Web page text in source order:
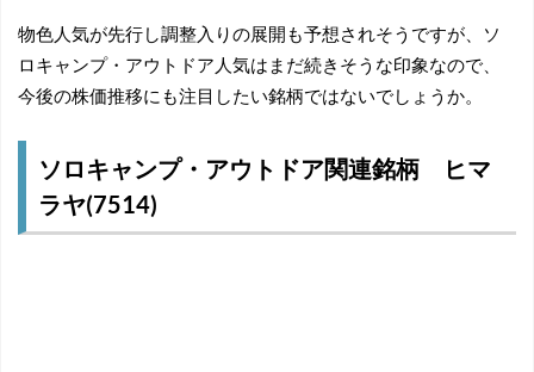
物色人気が先行し調整入りの展開も予想されそうですが、ソ
ロキャンプ・アウトドア人気はまだ続きそうな印象なので、
今後の株価推移にも注目したい銘柄ではないでしょうか。
ソロキャンプ・アウトドア関連銘柄 ヒマ
ラヤ(7514)